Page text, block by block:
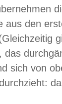
aus den
das
sich von